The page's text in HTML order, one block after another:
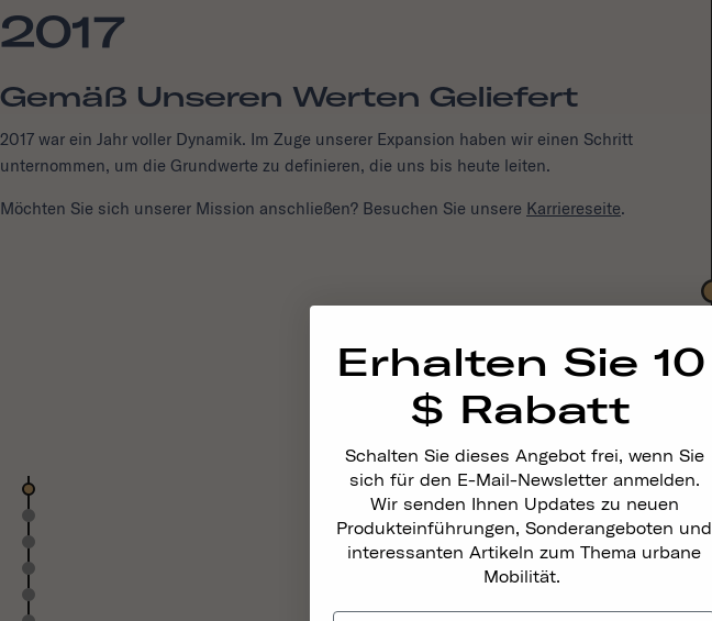
2017
Gemäß Unseren Werten Geliefert
2017 war ein Jahr voller Dynamik. Im Zuge unserer Expansion haben wir einen Schritt
unternommen, um die Grundwerte zu definieren, die uns bis heute leiten.
Möchten Sie sich unserer Mission anschließen? Besuchen Sie unsere Karriereseite.
Erhalten Sie 10
$ Rabatt
Schalten Sie dieses Angebot frei, wenn Sie
sich für den E-Mail-Newsletter anmelden.
Wir senden Ihnen Updates zu neuen
Produkteinführungen, Sonderangeboten und
interessanten Artikeln zum Thema urbane
Mobilität.